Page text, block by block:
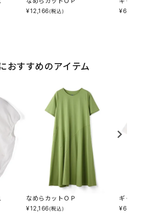
¥12,166(税込)
¥6,853
おすすめのアイテム
なめらカットＯＰ
¥12,166(税込)
ギャザ
¥6,853